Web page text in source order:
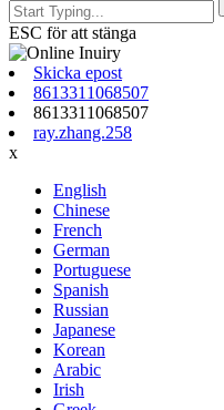
ESC för att stänga
Skicka epost
8613311068507
8613311068507
ray.zhang.258
x
English
Chinese
French
German
Portuguese
Spanish
Russian
Japanese
Korean
Arabic
Irish